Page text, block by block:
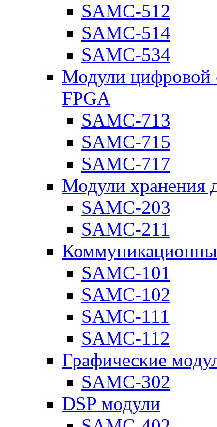
SAMC-512
SAMC-514
SAMC-534
Модули цифровой
FPGA
SAMC-713
SAMC-715
SAMC-717
Модули хранения
SAMC-203
SAMC-211
SAMC-101
SAMC-102
SAMC-111
SAMC-112
Графические
SAMC-302
DSP модули